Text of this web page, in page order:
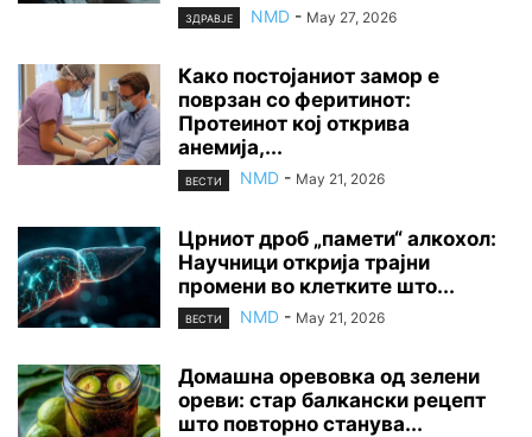
ЗДРАВЈЕ NMD - May 27, 2026
Како постојаниот замор е
поврзан со феритинот:
Протеинот кој открива
анемија,...
ВЕСТИ NMD - May 21, 2026
Црниот дроб „памети“ алкохол:
Научници открија трајни
промени во клетките што...
ВЕСТИ NMD - May 21, 2026
Домашна оревовка од зелени
ореви: стар балкански рецепт
што повторно станува...